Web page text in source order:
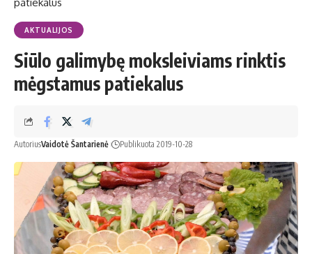
AKTUALIJOS
Siūlo galimybę moksleiviams rinktis
mėgstamus patiekalus
AutoriusVaidotė Šantarienė Publikuota 2019-10-28